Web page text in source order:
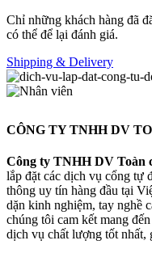
Chỉ những khách hàng đã
có thể để lại đánh giá.
Shipping & Delivery
CÔNG TY TNHH DV
Công ty TNHH DV Toàn
lắp đặt các dịch vụ cổng tự
thông uy tín hàng đầu tại
dặn kinh nghiệm, tay nghề
chúng tôi cam kết mang
dịch vụ chất lượng tốt nhất,